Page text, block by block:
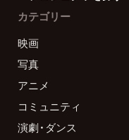
カテゴリー
映画
写真
アニメ
コミュニティ
演劇・ダンス